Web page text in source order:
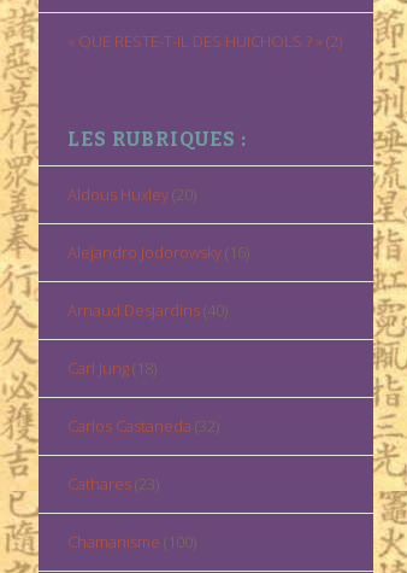
« QUE RESTE-T-IL DES HUICHOLS ? » (2)
LES RUBRIQUES :
Aldous Huxley(20)
Alejandro Jodorowsky(16)
Arnaud Desjardins(40)
Carl Jung(18)
Carlos Castaneda (32)
Cathares(23)
Chamanisme (100)